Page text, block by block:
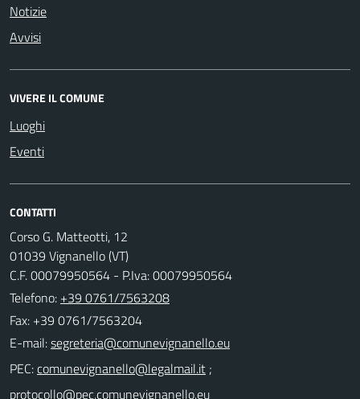
Notizie
Avvisi
VIVERE IL COMUNE
Luoghi
Eventi
CONTATTI
Corso G. Matteotti, 12
01039 Vignanello (VT)
C.F. 00079950564 - P.Iva: 00079950564
Telefono: +39 0761/7563208
Fax: +39 0761/7563204
E-mail:
PEC:
;